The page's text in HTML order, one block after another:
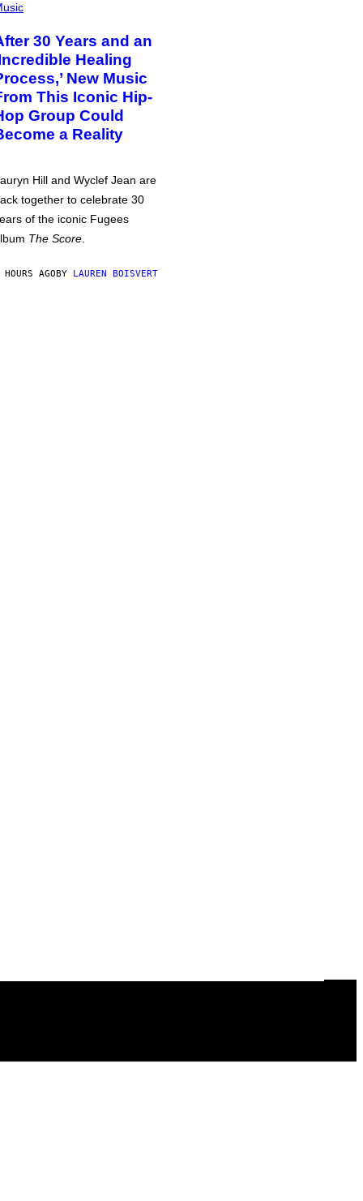
30 Years and an
Healing
New Music
This Iconic Hip-
Group Could
a Reality
Hill and Wyclef Jean are
together to celebrate 30
of the iconic Fugees
The Score
AGOBY LAUREN BOISVERT